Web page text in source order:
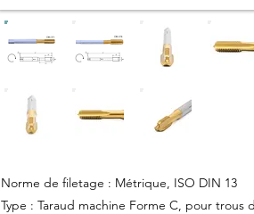
Norme de filetage : Métrique, ISO DIN 13
Type : Taraud machine Forme C, pour trous